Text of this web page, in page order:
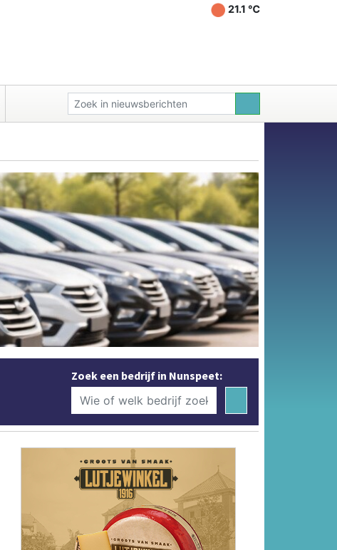
21.1 ℃
Zoek een bedrijf in Nunspeet: